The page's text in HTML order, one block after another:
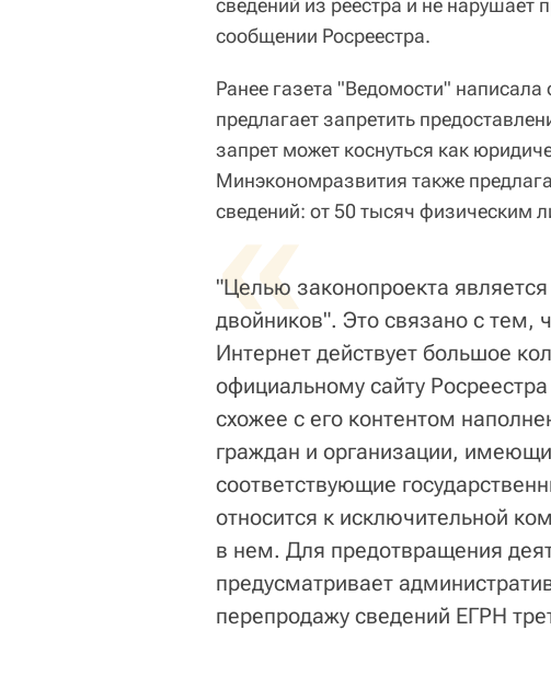
сведений из реестра и не нарушает
сообщении Росреестра.
Ранее газета "Ведомости"
предлагает запретить
запрет может коснуться как
Минэкономразвития также
сведений: от 50 тысяч физическим
«
"Целью законопроекта
двойников". Это связано с тем,
Интернет действует большое
официальному сайту
схожее с его контентом
граждан и организации,
соответствующие
относится к исключительной
в нем. Для предотвращения
предусматривает
перепродажу сведений ЕГРН